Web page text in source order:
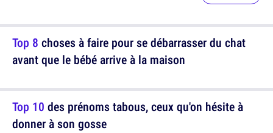
Top 8 choses à faire pour se débarrasser du chat
avant que le bébé arrive à la maison
Top 10 des prénoms tabous, ceux qu'on hésite à
donner à son gosse